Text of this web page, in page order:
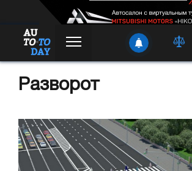
Разворот